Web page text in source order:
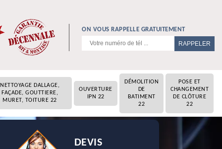
ON VOUS RAPPELLE GRATUITEMENT
NETTOYAGE DALLAGE,
FAÇADE, GOUTTIERE,
MURET, TOITURE 22
OUVERTURE
IPN 22
DÉMOLITION
DE
BATIMENT
22
POSE ET
CHANGEMENT
DE CLÔTURE
22
DEVIS